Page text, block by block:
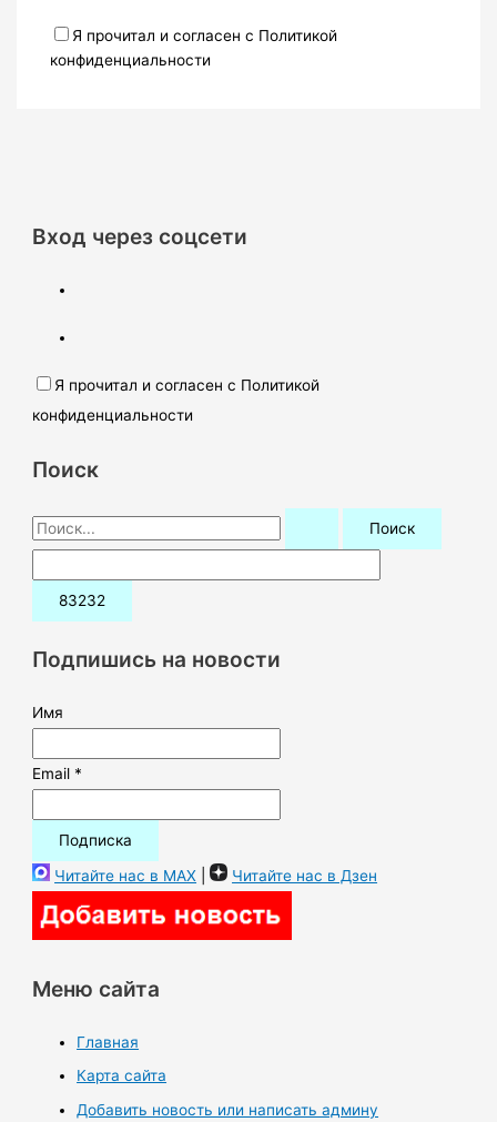
Я прочитал и согласен с Политикой
конфиденциальности
Вход через соцсети
Я прочитал и согласен с Политикой
конфиденциальности
Поиск
П
о
и
:Подпишись на новости
Имя
Email *
Читайте нас в MAX | Читайте нас в Дзен
Меню сайта
Главная
Карта сайта
Добавить новость или написать админу